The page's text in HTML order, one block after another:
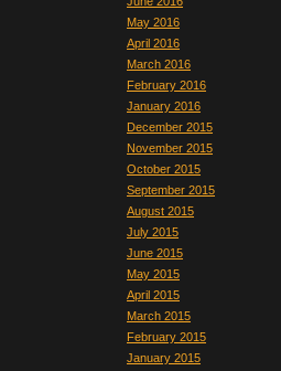
May 2016
April 2016
March 2016
February 2016
January 2016
December 2015
November 2015
October 2015
September 2015
August 2015
July 2015
June 2015
May 2015
April 2015
March 2015
February 2015
January 2015